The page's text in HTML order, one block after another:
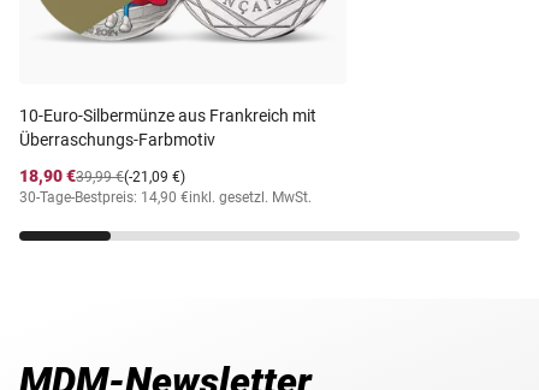
Diese Kollektion vollständig zu besitzen, ist wohl der
Material Silber (925/1000)
Prägestätte
Baden-Württemberg
Erhaltung
Währung Deutschland
Gewicht 15,50 g
10-Euro-Silbermünze aus Frankreich mit
Überraschungs-Farbmotiv
18,90 €
(-21,09 €)
39,99 €
30-Tage-Bestpreis: 14,90 €inkl. gesetzl. MwSt.